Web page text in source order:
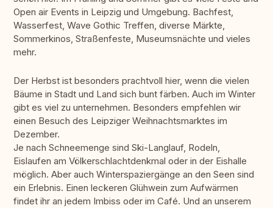
Open air Events in Leipzig und Umgebung. Bachfest,
Wasserfest, Wave Gothic Treffen, diverse Märkte,
Sommerkinos, Straßenfeste, Museumsnächte und vieles
mehr.
Der Herbst ist besonders prachtvoll hier, wenn die vielen
Bäume in Stadt und Land sich bunt färben. Auch im Winter
gibt es viel zu unternehmen. Besonders empfehlen wir
einen Besuch des Leipziger Weihnachtsmarktes im
Dezember.
Je nach Schneemenge sind Ski-Langlauf, Rodeln,
Eislaufen am Völkerschlachtdenkmal oder in der Eishalle
möglich. Aber auch Winterspaziergänge an den Seen sind
ein Erlebnis. Einen leckeren Glühwein zum Aufwärmen
findet ihr an jedem Imbiss oder im Café. Und an unserem